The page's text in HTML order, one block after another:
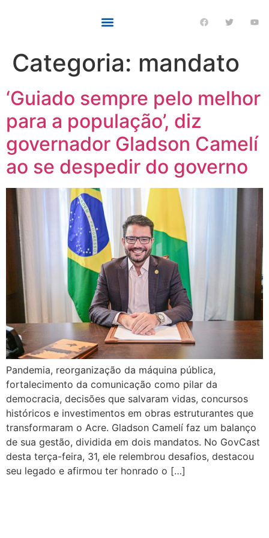
Categoria: mandato
‘Guiado sempre pelo melhor
para a população’, diz
governador Gladson Camelí
ao se despedir do governo
Pandemia, reorganização da máquina pública,
fortalecimento da comunicação como pilar da
democracia, decisões que salvaram vidas, concursos
históricos e investimentos em obras estruturantes que
transformaram o Acre. Gladson Camelí faz um balanço
de sua gestão, dividida em dois mandatos. No GovCast
desta terça-feira, 31, ele relembrou desafios, destacou
seu legado e afirmou ter honrado o […]